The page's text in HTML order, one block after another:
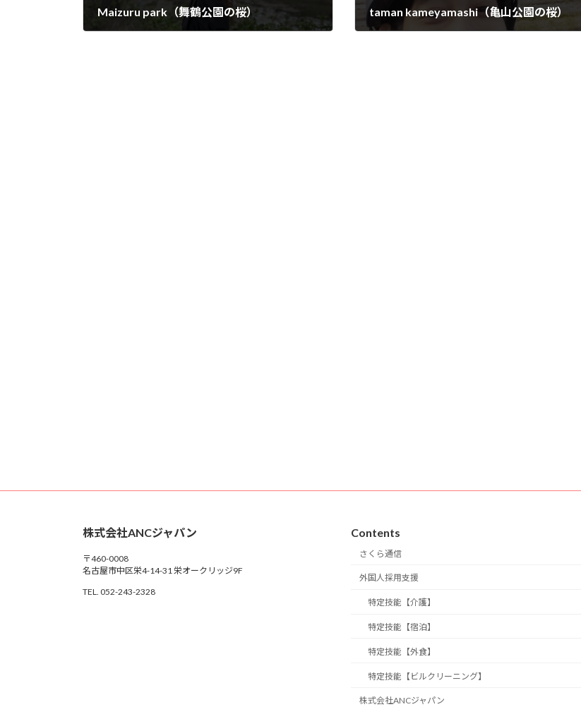
Maizuru park（舞鶴公園の桜） taman kameyamashi（亀山公園の桜）
株式会社ANCジャパン
〒460-0008
名古屋市中区栄4-14-31 栄オークリッジ9F
TEL. 052-243-2328
Contents
さくら通信
外国人採用支援
特定技能【介護】
特定技能【宿泊】
特定技能【外食】
特定技能【ビルクリーニング】
株式会社ANCジャパン